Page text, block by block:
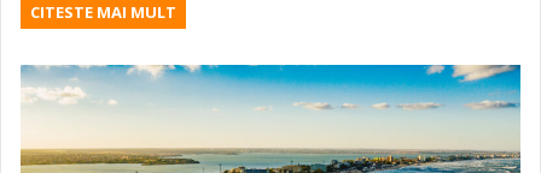
CITESTE MAI MULT